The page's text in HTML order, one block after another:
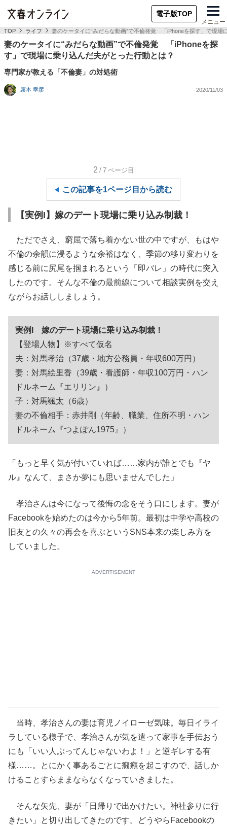
電子版TOP
メニュー
TOP ライフ 妻のケータイに“みだらな動画”で不倫発覚 「iPhoneを探す」で現場
妻のケータイに“みだらな動画”で不倫発覚 「iPhoneを探
す」で現場に乗り込んだ夫がとった行動とは？
専門家が教える「不倫妻」の対処術
露木 幸彦 2020/11/03
2 /7 ページ目
この記事を1ページ目から読む
【実例I】嫁のデート現場に乗り込み制裁！
ただでさえ、窮屈で落ち着かない世の中ですが、もはや
不倫の余韻に浸るような余裕はなく、季節の移り変わりを
感じる前に尻尾を掴まれるという「即バレ」の時代に突入
したのです。そんな不倫の最前線について相談実例を交え
ながらお話ししましょう。
実例I 嫁のデート現場に乗り込み制裁！
【登場人物】※すべて仮名
夫：対馬孝治（37歳・地方公務員・年収600万円）
妻：対馬絵里香（39歳・看護師・年収100万円・ハン
ドルネーム『エリリン』）
子：対馬颯太（6歳）
妻の不倫相手：赤井剛（年齢、職業、住所不明・ハン
ドルネーム『つよぽん1975』）
「もっと早く気が付いていれば……家内が誰とでも『ヤ
ル』なんて、まさか夢にも思いませんでした」
孝治さんは今になって後悔の念をそう口にします。妻が
Facebookを始めたのは今から5年前。最初は中学や高校の
旧友との久々の再会を喜ぶというSNS本来の楽しみ方を
していました。
ADVERTISEMENT
当時、孝治さんの妻は育児ノイローゼ気味。毎日イライ
ラしている様子で、孝治さんが気を遣って家事を手伝おう
にも「いい人ぶってんじゃないわよ！」と逆ギレする有
様……。とにかく事あるごとに癇癪を起こすので、話しか
けることすらままならなくなっていきました。
そんな矢先、妻が「日帰りで出かけたい。神社参りに行
きたい」と切り出してきたのです。どうやらFacebookの